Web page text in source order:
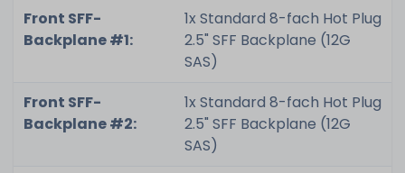
Front SFF-
Backplane #1:
1x Standard 8-fach Hot Plug
2.5" SFF Backplane (12G
SAS)
Front SFF-
Backplane #2:
1x Standard 8-fach Hot Plug
2.5" SFF Backplane (12G
SAS)